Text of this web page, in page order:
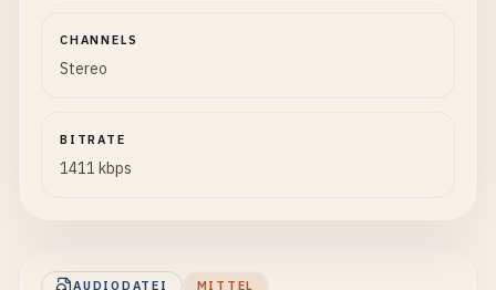
CHANNELS
Stereo
BITRATE
1411 kbps
AUDIODATEI MITTEL